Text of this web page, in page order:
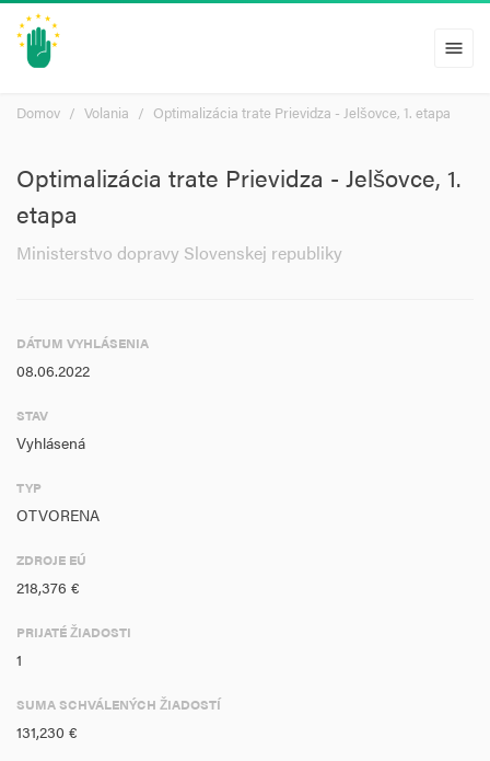
menu
Domov Volania Optimalizácia trate Prievidza - Jelšovce, 1. etapa
Optimalizácia trate Prievidza - Jelšovce, 1.
etapa
Ministerstvo dopravy Slovenskej republiky
DÁTUM VYHLÁSENIA
08.06.2022
STAV
Vyhlásená
TYP
OTVORENA
ZDROJE EÚ
218,376 €
PRIJATÉ ŽIADOSTI
1
SUMA SCHVÁLENÝCH ŽIADOSTÍ
131,230 €